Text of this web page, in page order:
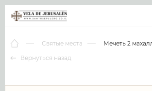
Виртуальные туры
Вернуться назад
Святые места